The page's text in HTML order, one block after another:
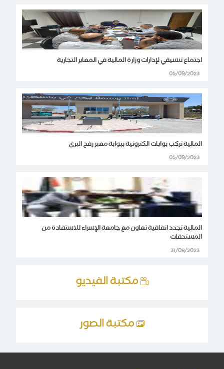
اجتماع تنسيقي لإدارات وزارة المالية في المعابر التجارية
05/09/2023
المالية تركب بوابات الكترونية ببوابة معبر رفح البري
05/09/2023
المالية تجدد اتفاقية تعاون مع جامعة الإسراء للاستفادة من
المستحقات
31/08/2023
مكتبة الفيديو
مكتبة الصور